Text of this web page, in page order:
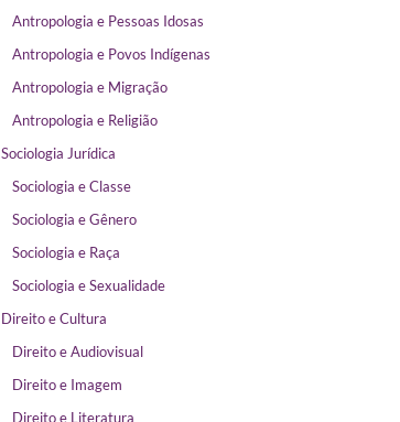
Antropologia e Pessoas Idosas
Antropologia e Povos Indígenas
Antropologia e Migração
Antropologia e Religião
Sociologia Jurídica
Sociologia e Classe
Sociologia e Gênero
Sociologia e Raça
Sociologia e Sexualidade
Direito e Cultura
Direito e Audiovisual
Direito e Imagem
Direito e Literatura